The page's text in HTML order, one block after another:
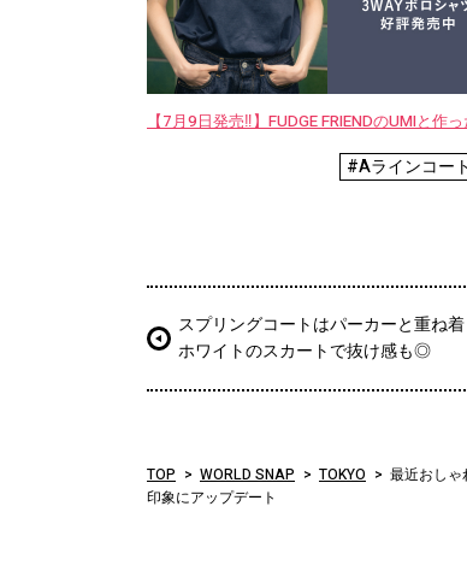
【7月9日発売‼︎】FUDGE FRIENDのUMIと作
#Aラインコート
スプリングコートはパーカーと重ね
ホワイトのスカートで抜け感も◎
TOP WORLD SNAP TOKYO
最近おし
印象にアップデート